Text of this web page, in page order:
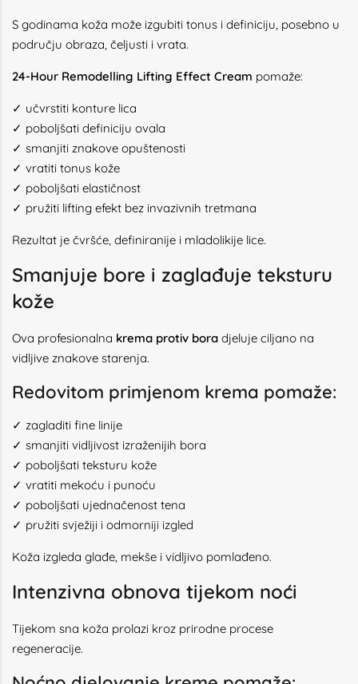
S godinama koža može izgubiti tonus i definiciju, posebno u
području obraza, čeljusti i vrata.
24-Hour Remodelling Lifting Effect Cream pomaže:
✓ učvrstiti konture lica
✓ poboljšati definiciju ovala
✓ smanjiti znakove opuštenosti
✓ vratiti tonus kože
✓ poboljšati elastičnost
✓ pružiti lifting efekt bez invazivnih tretmana
Rezultat je čvršće, definiranije i mladolikije lice.
Smanjuje bore i zaglađuje teksturu
kože
Ova profesionalna krema protiv bora djeluje ciljano na
vidljive znakove starenja.
Redovitom primjenom krema pomaže:
✓ zagladiti fine linije
✓ smanjiti vidljivost izraženijih bora
✓ poboljšati teksturu kože
✓ vratiti mekoću i punoću
✓ poboljšati ujednačenost tena
✓ pružiti svježiji i odmorniji izgled
Koža izgleda glađe, mekše i vidljivo pomlađeno.
Intenzivna obnova tijekom noći
Tijekom sna koža prolazi kroz prirodne procese
regeneracije.